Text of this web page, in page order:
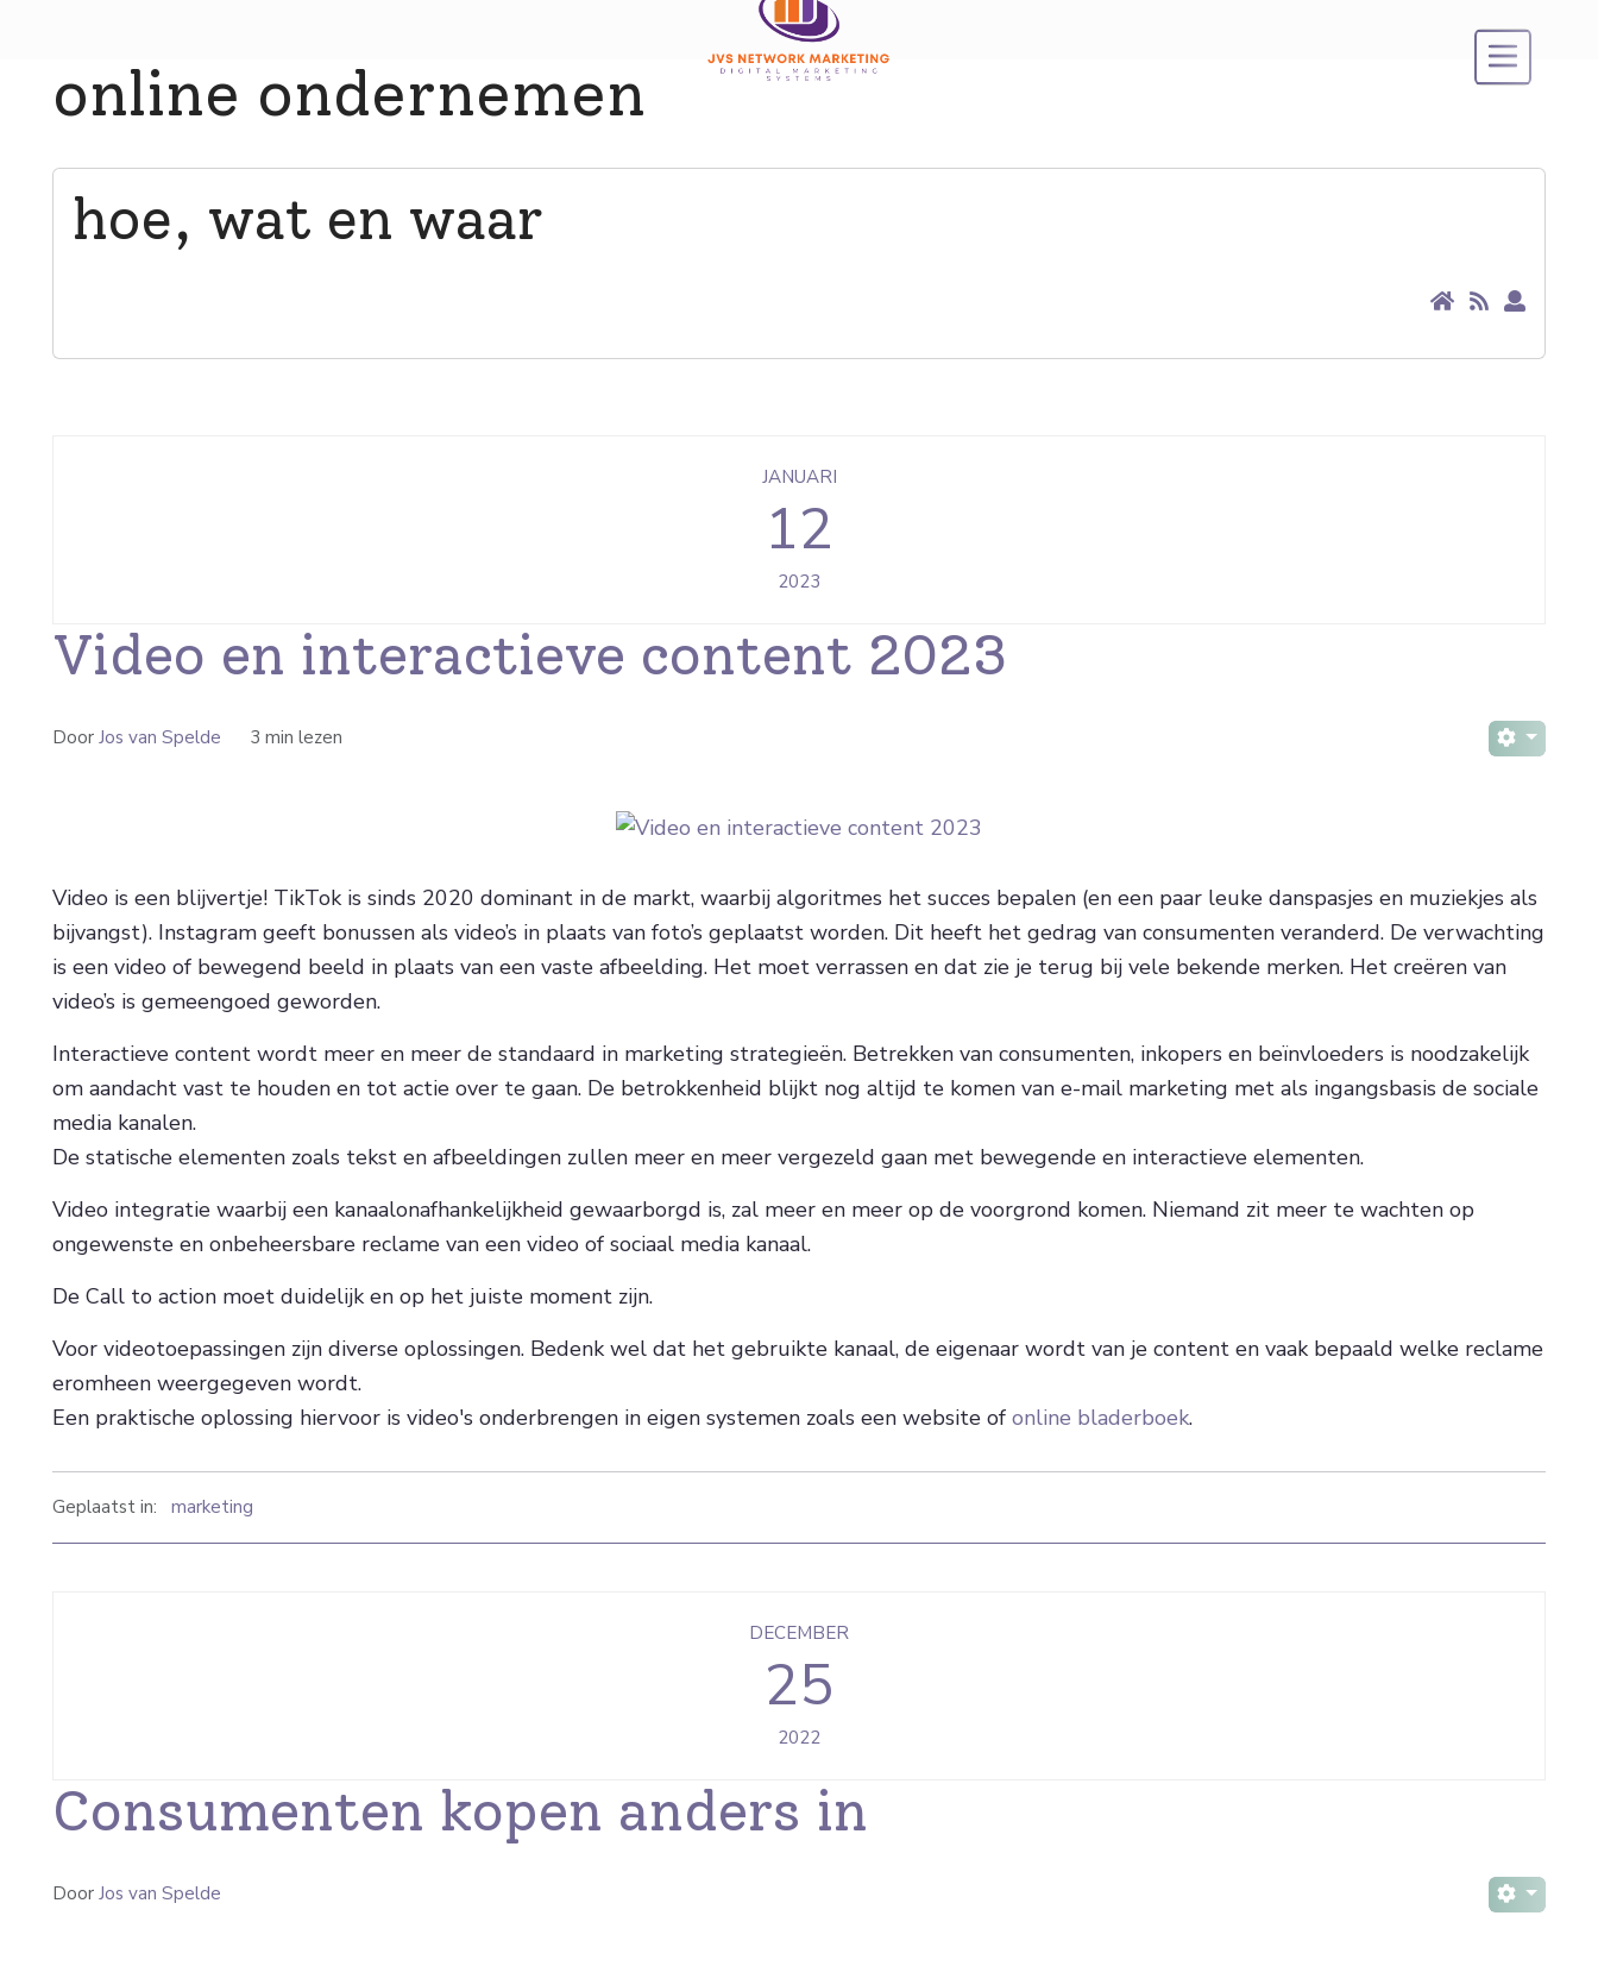
online ondernemen
hoe, wat en waar
JANUARI
12
2023
Video en interactieve content 2023
Door Jos van Spelde 3 min lezen
Video is een blijvertje! TikTok is sinds 2020 dominant in de markt, waarbij algoritmes het succes bepalen (en een paar leuke danspasjes en muziekjes als
bijvangst). Instagram geeft bonussen als video’s in plaats van foto’s geplaatst worden. Dit heeft het gedrag van consumenten veranderd. De verwachting
is een video of bewegend beeld in plaats van een vaste afbeelding. Het moet verrassen en dat zie je terug bij vele bekende merken. Het creëren van
video’s is gemeengoed geworden.
Interactieve content wordt meer en meer de standaard in marketing strategieën. Betrekken van consumenten, inkopers en beïnvloeders is noodzakelijk
om aandacht vast te houden en tot actie over te gaan. De betrokkenheid blijkt nog altijd te komen van e-mail marketing met als ingangsbasis de sociale
media kanalen.
De statische elementen zoals tekst en afbeeldingen zullen meer en meer vergezeld gaan met bewegende en interactieve elementen.
Video integratie waarbij een kanaalonafhankelijkheid gewaarborgd is, zal meer en meer op de voorgrond komen. Niemand zit meer te wachten op
ongewenste en onbeheersbare reclame van een video of sociaal media kanaal.
De Call to action moet duidelijk en op het juiste moment zijn.
Voor videotoepassingen zijn diverse oplossingen. Bedenk wel dat het gebruikte kanaal, de eigenaar wordt van je content en vaak bepaald welke reclame
eromheen weergegeven wordt.
Een praktische oplossing hiervoor is video's onderbrengen in eigen systemen zoals een website of online bladerboek.
Geplaatst in: marketing
DECEMBER
25
2022
Consumenten kopen anders in
Door Jos van Spelde